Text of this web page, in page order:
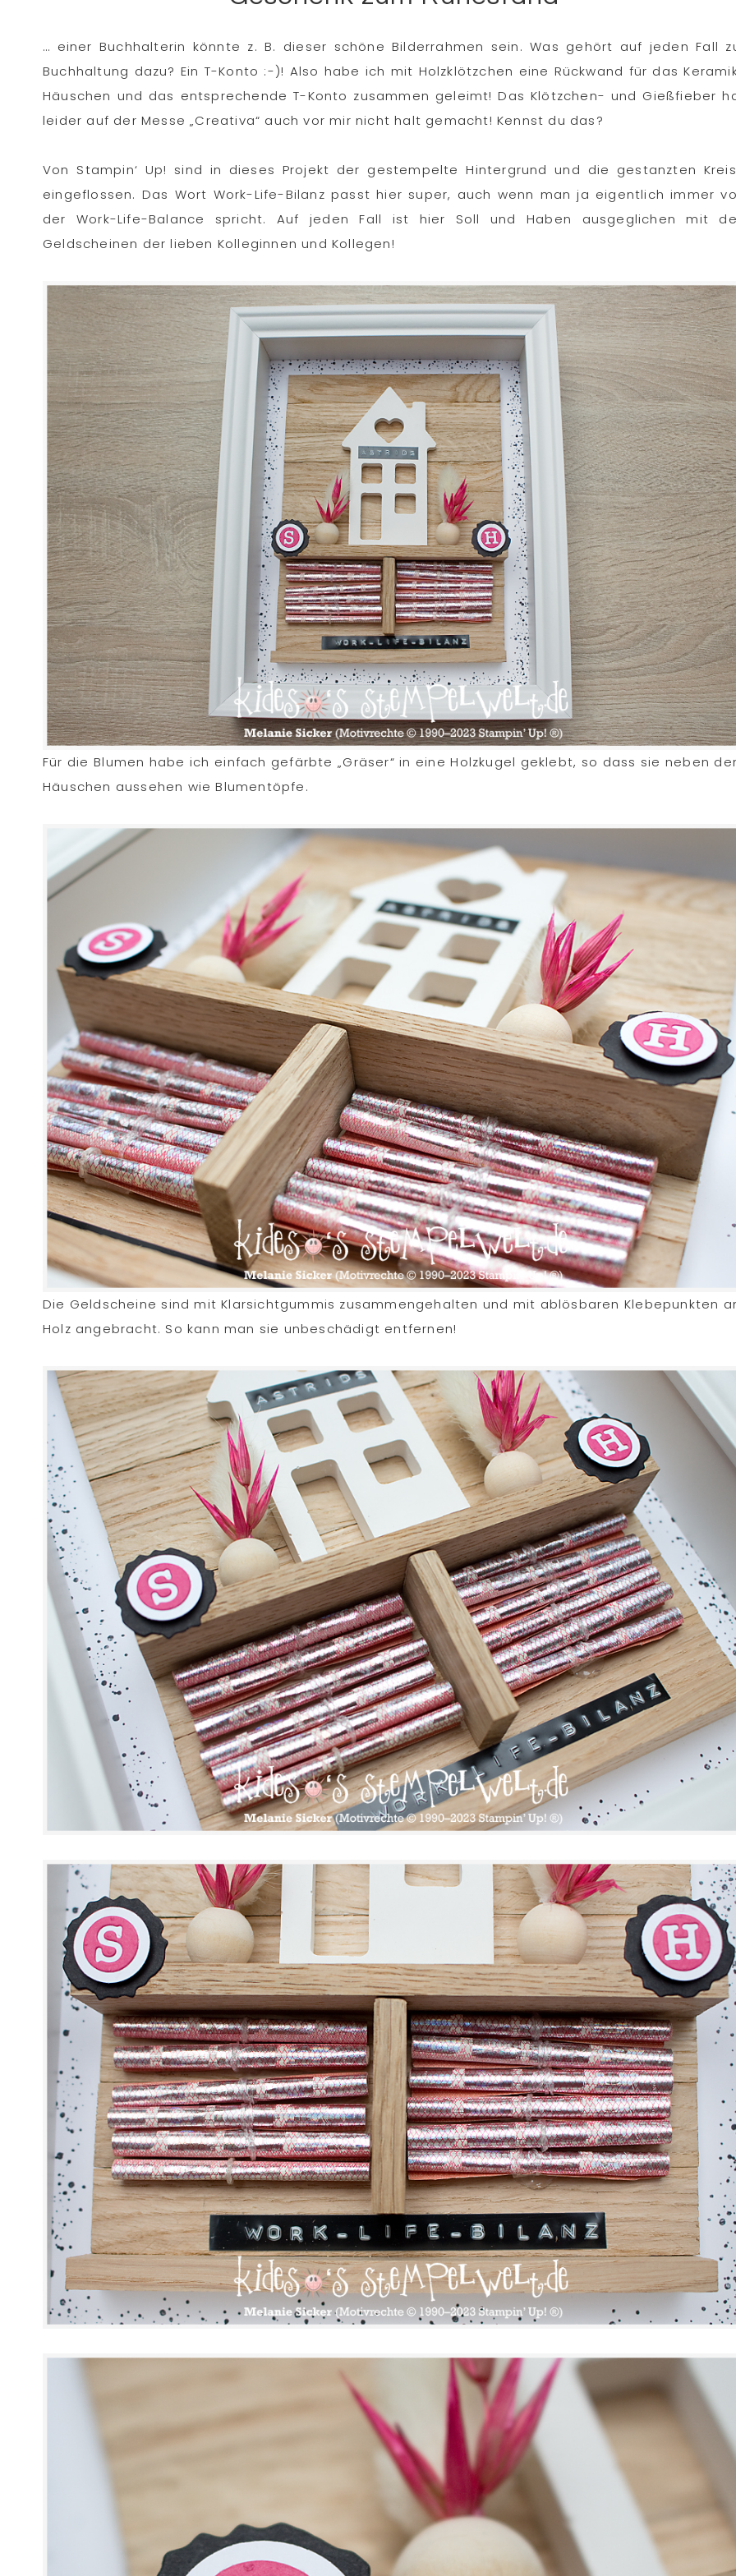
… einer Buchhalterin könnte z. B. dieser schöne Bilderrahmen sein. Was gehört auf jeden Fall
Buchhaltung dazu? Ein T-Konto :-)! Also habe ich mit Holzklötzchen eine Rückwand für das
Häuschen und das entsprechende T-Konto zusammen geleimt! Das Klötzchen- und Gießfieber
leider auf der Messe „Creativa“ auch vor mir nicht halt gemacht! Kennst du das?
Von Stampin‘ Up! sind in dieses Projekt der gestempelte Hintergrund und die gestanzten
eingeflossen. Das Wort Work-Life-Bilanz passt hier super, auch wenn man ja eigentlich immer
der Work-Life-Balance spricht. Auf jeden Fall ist hier Soll und Haben ausgeglichen mit
Geldscheinen der lieben Kolleginnen und Kollegen!
Für die Blumen habe ich einfach gefärbte „Gräser“ in eine Holzkugel geklebt, so dass sie neben
Häuschen aussehen wie Blumentöpfe.
Die Geldscheine sind mit Klarsichtgummis zusammengehalten und mit ablösbaren Klebepunkten
Holz angebracht. So kann man sie unbeschädigt entfernen!